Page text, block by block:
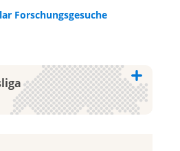
Forschungsgesuche